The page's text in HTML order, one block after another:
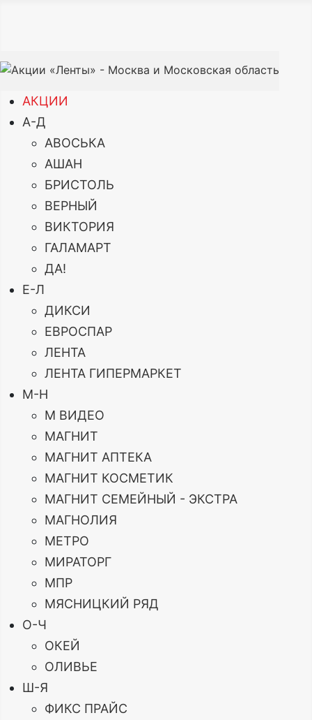
АКЦИИ
А-Д
АВОСЬКА
АШАН
БРИСТОЛЬ
ВЕРНЫЙ
ВИКТОРИЯ
ГАЛАМАРТ
ДА!
Е-Л
ДИКСИ
ЕВРОСПАР
ЛЕНТА
ЛЕНТА ГИПЕРМАРКЕТ
М-Н
М ВИДЕО
МАГНИТ
МАГНИТ АПТЕКА
МАГНИТ КОСМЕТИК
МАГНИТ СЕМЕЙНЫЙ - ЭКСТРА
МАГНОЛИЯ
МЕТРО
МИРАТОРГ
МПР
МЯСНИЦКИЙ РЯД
О-Ч
ОКЕЙ
ОЛИВЬЕ
Ш-Я
ФИКС ПРАЙС